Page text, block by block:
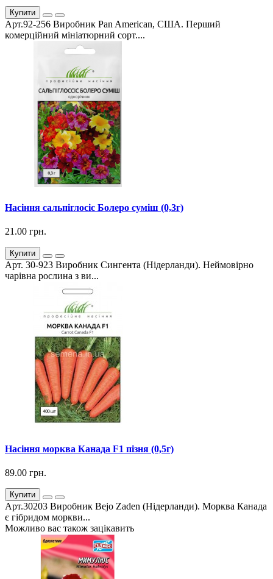
Купити
Арт.92-256 Виробник Pan American, США. Перший
комерційний мініатюрний сорт....
Насіння сальпіглосіс Болеро суміш (0,3г)
21.00 грн.
Купити
Арт. 30-923 Виробник Сингента (Нідерланди). Неймовірно
чарівна рослина з ви...
Насіння морква Канада F1 пізня (0,5г)
89.00 грн.
Купити
Арт.30203 Виробник Bejo Zaden (Нідерланди). Морква Канада
є гібридом моркви...
Можливо вас також зацікавить